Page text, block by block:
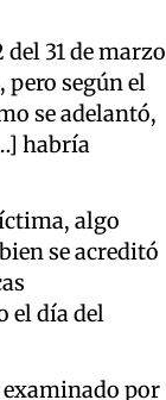
31 de marzo
pero según el
se adelantó,
habría
algo
se acreditó
el día del
por